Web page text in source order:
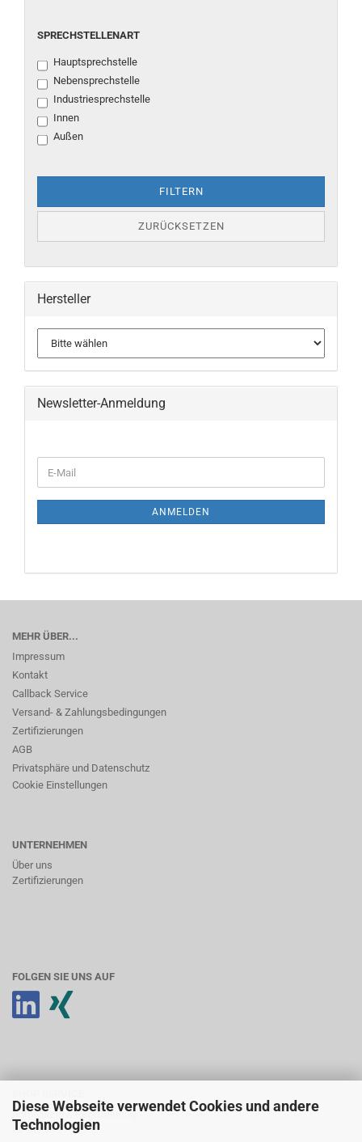
Diese Webseite verwendet Cookies und andere
Technologien
SPRECHSTELLENART
SPRECHSTELLENART
Hauptsprechstelle
Nebensprechstelle
Industriesprechstelle
Innen
Außen
FILTERN
ZURÜCKSETZEN
Hersteller
Newsletter-Anmeldung
ZUR
E-
Mail
ANMELDEN
MEHR ÜBER...
Impressum
Kontakt
Callback Service
Versand- & Zahlungsbedingungen
Zertifizierungen
AGB
Privatsphäre und Datenschutz
Cookie Einstellungen
UNTERNEHMEN
Über uns
Zertifizierungen
FOLGEN SIE UNS AUF
Anmeldung & Registrierung
Ihr Konto